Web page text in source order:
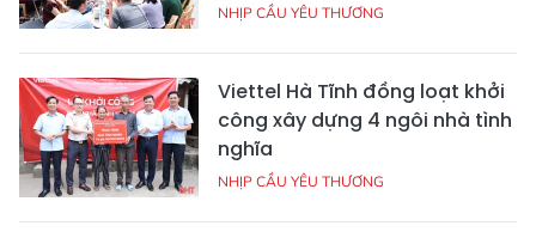
NHỊP CẦU YÊU THƯƠNG
Viettel Hà Tĩnh đồng loạt khởi
công xây dựng 4 ngôi nhà tình
nghĩa
NHỊP CẦU YÊU THƯƠNG